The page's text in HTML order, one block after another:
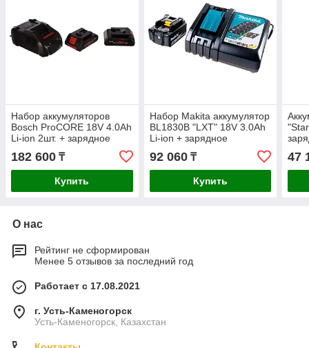
Набор аккумуляторов
Bosch ProCORE 18V 4.0Ah
Li-ion 2шт. + зарядное
устройство GAL 1880 CV
18V 8А Li-ion
182 600 ₸
Купить
Набор Makita аккумулятор
BL1830B "LXT" 18V 3.0Ah
Li-ion + зарядное
устройство DC18RC "LXT"
7.2-18V 9А
92 060₸
Купить
47
О нас
Рейтинг не сформирован
Менее 5 отзывов за последний год
Работает с 17.08.2021
г. Усть-Каменогорск
Усть-Каменогорск, Казахстан